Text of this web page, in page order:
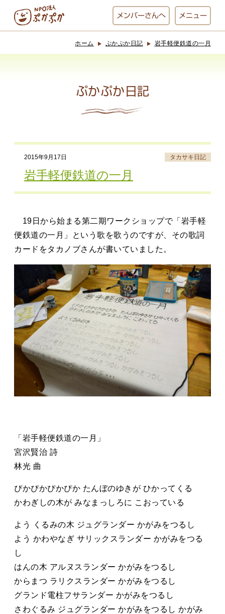
メンバーさんへ メニュー
お休み中
でんぱた
ぷかぷかさんと
お知らせ ぷかぷか日記
アクセス 採用情報
お問い合わせ
ホーム ぷかぷか日記 岩手軽便鉄道の一月
ぷかぷか日記
2015年9月17日 タカサキ日記
岩手軽便鉄道の一月
19日から始まる第二期ワークショップで「岩手軽
便鉄道の一月」という歌を歌うのですが、その歌詞
カードをタカノブさんが書いていました。
「岩手軽便鉄道の一月」
宮沢賢治 詩
林光 曲
ぴかぴかぴかぴか たんぼのゆきが ひかってくる
かわぎしの木が みなまっしろに こおっている
よう くるみの木 ジュグランダー かがみをつるし
よう かわやなぎ サリックスランダー かがみをつる
し
はんの木 アルヌスランダー かがみをつるし
からまつ ラリクスランダー かがみをつるし
グランド電柱フサランダー かがみをつるし
さわぐるみ ジュグランダー かがみをつるし かがみ